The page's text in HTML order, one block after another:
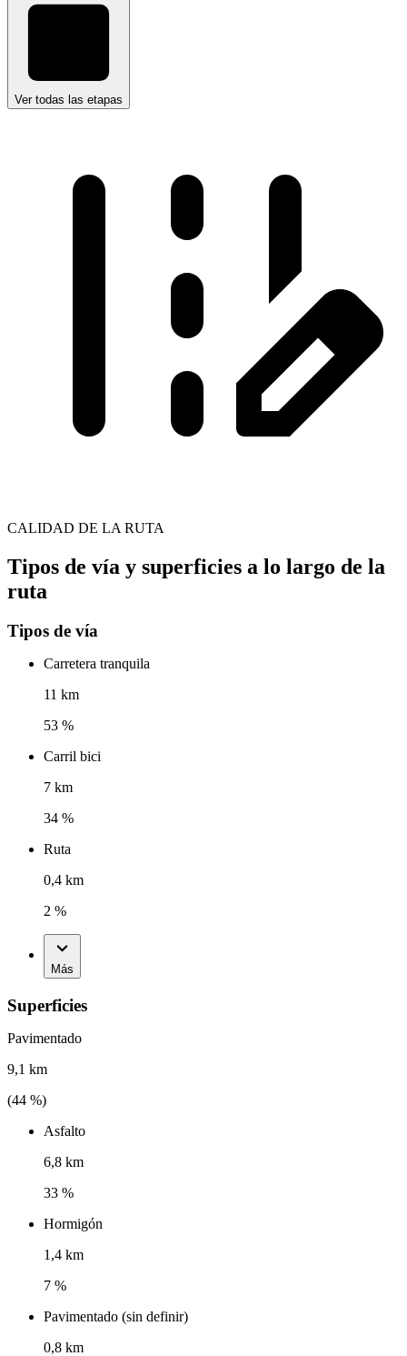
Ver todas las etapas
CALIDAD DE LA RUTA
Tipos de vía y superficies a lo largo de la
ruta
Tipos de vía
Carretera tranquila
11 km
53 %
Carril bici
7 km
34 %
Ruta
0,4 km
2 %
Más
Superficies
Pavimentado
9,1 km
(44 %)
Asfalto
6,8 km
33 %
Hormigón
1,4 km
7 %
Pavimentado (sin definir)
0,8 km